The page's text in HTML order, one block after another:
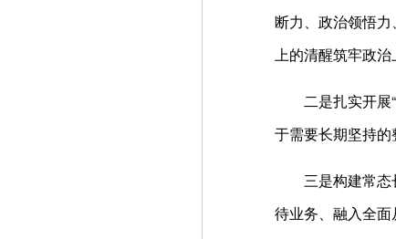
断力、政治领悟
上的清醒筑牢政治
二是扎实开展
于需要长期坚持的
三是构建常
待业务、融入全